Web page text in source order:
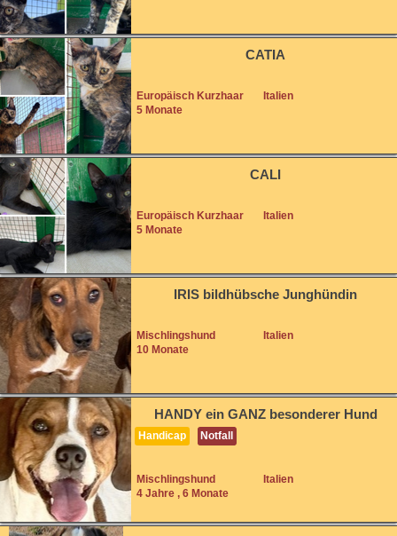
CATIA
Europäisch Kurzhaar
5 Monate
Italien
CALI
Europäisch Kurzhaar
5 Monate
Italien
IRIS bildhübsche Junghündin
Mischlingshund
10 Monate
Italien
HANDY ein GANZ besonderer Hund
Handicap Notfall
Mischlingshund
4 Jahre , 6 Monate
Italien